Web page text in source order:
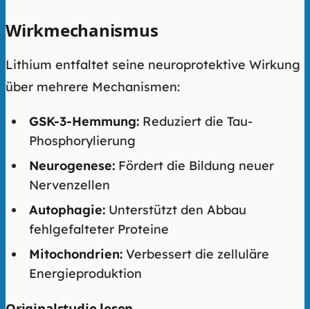
Wirkmechanismus
Lithium entfaltet seine neuroprotektive Wirkung
über mehrere Mechanismen:
GSK-3-Hemmung: Reduziert die Tau-
Phosphorylierung
Neurogenese: Fördert die Bildung neuer
Nervenzellen
Autophagie: Unterstützt den Abbau
fehlgefalteter Proteine
Mitochondrien: Verbessert die zelluläre
Energieproduktion